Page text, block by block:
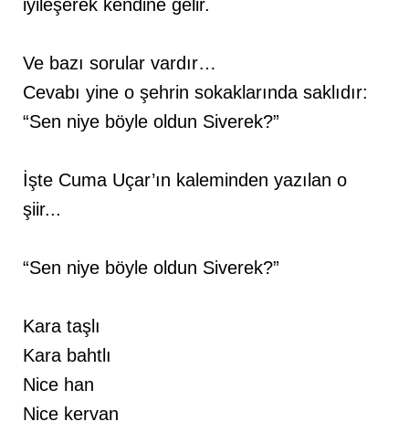
iyileşerek kendine gelir.
Ve bazı sorular vardır…
Cevabı yine o şehrin sokaklarında saklıdır:
“Sen niye böyle oldun Siverek?”
İşte Cuma Uçar’ın kaleminden yazılan o
şiir...
“Sen niye böyle oldun Siverek?”
Kara taşlı
Kara bahtlı
Nice han
Nice kervan